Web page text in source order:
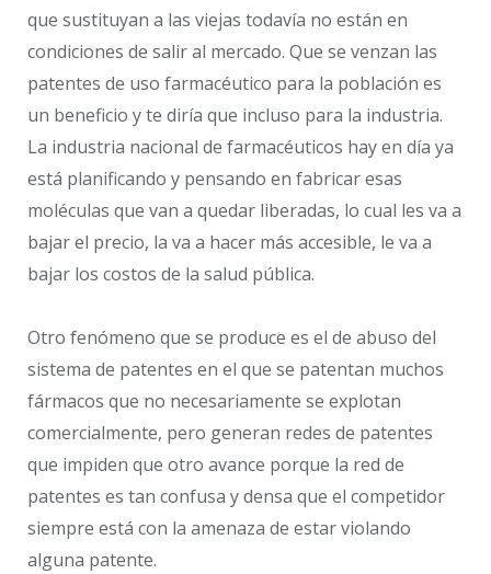
que sustituyan a las viejas todavía no están en
condiciones de salir al mercado. Que se venzan las
patentes de uso farmacéutico para la población es
un beneficio y te diría que incluso para la industria.
La industria nacional de farmacéuticos hay en día ya
está planificando y pensando en fabricar esas
moléculas que van a quedar liberadas, lo cual les va a
bajar el precio, la va a hacer más accesible, le va a
bajar los costos de la salud pública.
Otro fenómeno que se produce es el de abuso del
sistema de patentes en el que se patentan muchos
fármacos que no necesariamente se explotan
comercialmente, pero generan redes de patentes
que impiden que otro avance porque la red de
patentes es tan confusa y densa que el competidor
siempre está con la amenaza de estar violando
alguna patente.